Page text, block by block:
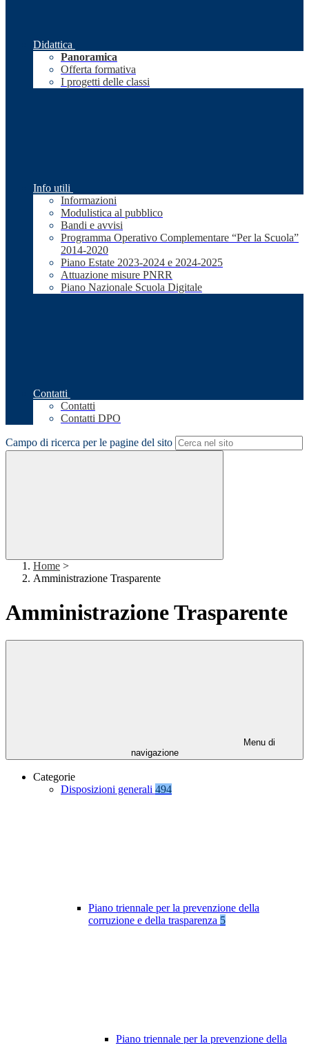
Didattica
Panoramica
Offerta formativa
I progetti delle classi
Info utili
Informazioni
Modulistica al pubblico
Bandi e avvisi
Programma Operativo Complementare “Per la Scuola”
2014-2020
Piano Estate 2023-2024 e 2024-2025
Attuazione misure PNRR
Piano Nazionale Scuola Digitale
Contatti
Contatti
Contatti DPO
Campo di ricerca per le pagine del sito
Home >
Amministrazione Trasparente
Amministrazione Trasparente
Menu di
navigazione
Categorie
Disposizioni generali 494
Piano triennale per la prevenzione della
corruzione e della trasparenza 5
Piano triennale per la prevenzione della